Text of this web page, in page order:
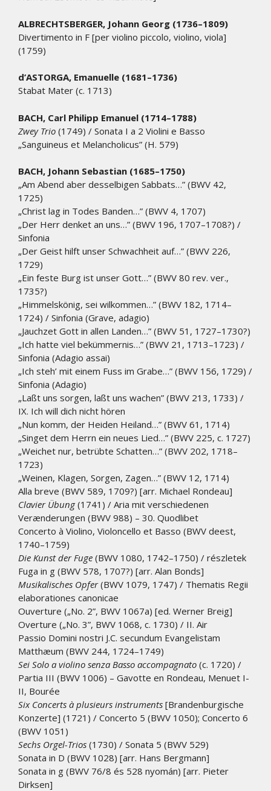
ALBRECHTSBERGER, Johann Georg (1736–1809)
Divertimento in F [per violino piccolo, violino, viola]
(1759)
d’ASTORGA, Emanuelle (1681–1736)
Stabat Mater (c. 1713)
BACH, Carl Philipp Emanuel (1714–1788)
Zwey Trio (1749) / Sonata I a 2 Violini e Basso
„Sanguineus et Melancholicus” (H. 579)
BACH, Johann Sebastian (1685–1750)
„Am Abend aber desselbigen Sabbats…” (BWV 42,
1725)
„Christ lag in Todes Banden…” (BWV 4, 1707)
„Der Herr denket an uns…” (BWV 196, 1707–1708?) /
Sinfonia
„Der Geist hilft unser Schwachheit auf…” (BWV 226,
1729)
„Ein feste Burg ist unser Gott…” (BWV 80 rev. ver.,
1735?)
„Himmelskönig, sei wilkommen…” (BWV 182, 1714–
1724) / Sinfonia (Grave, adagio)
„Jauchzet Gott in allen Landen…” (BWV 51, 1727–1730?)
„Ich hatte viel bekümmernis…” (BWV 21, 1713–1723) /
Sinfonia (Adagio assai)
„Ich steh’ mit einem Fuss im Grabe…” (BWV 156, 1729) /
Sinfonia (Adagio)
„Laßt uns sorgen, laßt uns wachen” (BWV 213, 1733) /
IX. Ich will dich nicht hören
„Nun komm, der Heiden Heiland…” (BWV 61, 1714)
„Singet dem Herrn ein neues Lied…” (BWV 225, c. 1727)
„Weichet nur, betrübte Schatten…” (BWV 202, 1718–
1723)
„Weinen, Klagen, Sorgen, Zagen…” (BWV 12, 1714)
Alla breve (BWV 589, 1709?) [arr. Michael Rondeau]
Clavier Übung(1741) / Aria mit verschiedenen
Verænderungen (BWV 988) – 30. Quodlibet
Concerto à Violino, Violoncello et Basso (BWV deest,
1740–1759)
Die Kunst der Fuge (BWV 1080, 1742–1750) / részletek
Fuga in g (BWV 578, 1707?) [arr. Alan Bonds]
Musikalisches Opfer(BWV 1079, 1747) / Thematis Regii
elaborationes canonicae
Ouverture („No. 2”, BWV 1067a) [ed. Werner Breig]
Overture („No. 3”, BWV 1068, c. 1730) / II. Air
Passio Domini nostri J.C. secundum Evangelistam
Matthæum (BWV 244, 1724–1749)
Sei Solo a violino senza Basso accompagnato (c. 1720) /
Partia III (BWV 1006) – Gavotte en Rondeau, Menuet I-
II, Bourée
Six Concerts à plusieurs instruments [Brandenburgische
Konzerte] (1721) / Concerto 5 (BWV 1050); Concerto 6
(BWV 1051)
Sechs Orgel-Trios (1730) / Sonata 5 (BWV 529)
Sonata in D (BWV 1028) [arr. Hans Bergmann]
Sonata in g (BWV 76/8 és 528 nyomán) [arr. Pieter
Dirksen]